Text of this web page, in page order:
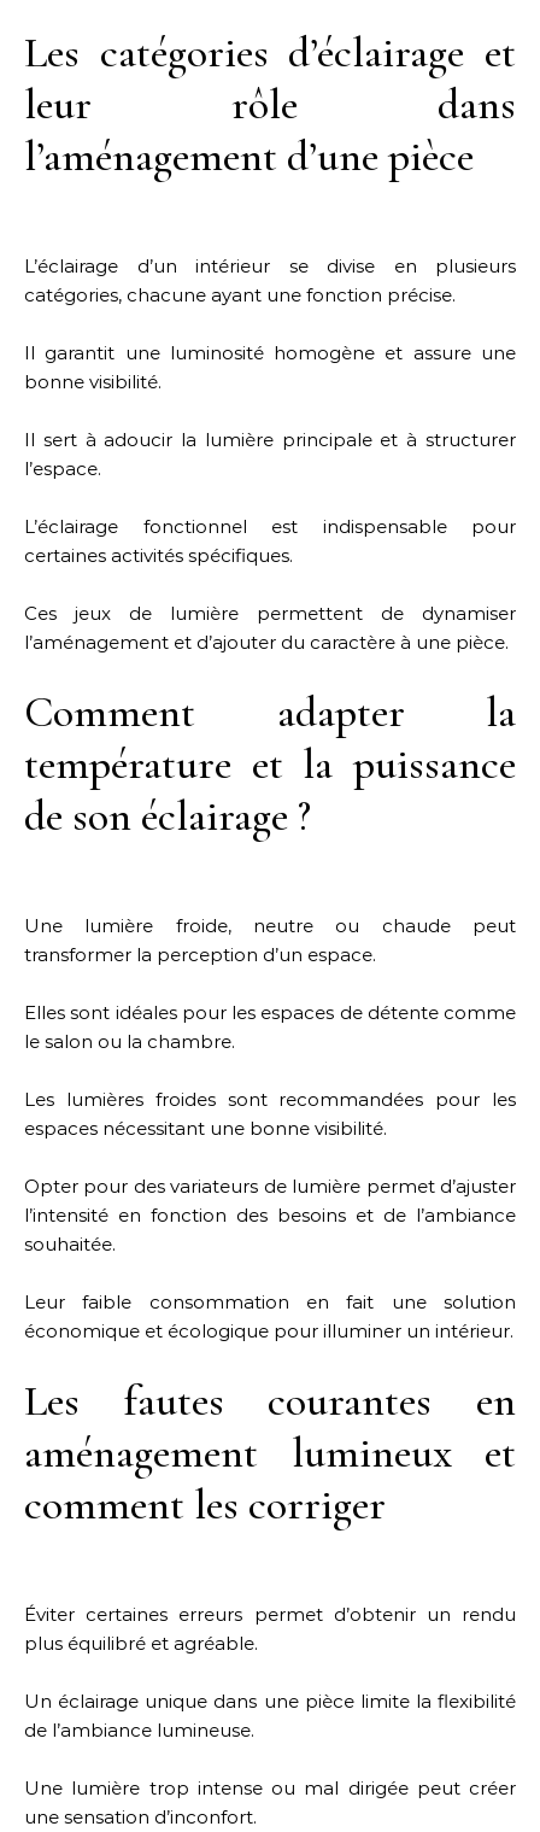
Les catégories d’éclairage et
leur rôle dans
l’aménagement d’une pièce
L’éclairage d’un intérieur se divise en plusieurs
catégories, chacune ayant une fonction précise.
Il garantit une luminosité homogène et assure une
bonne visibilité.
Il sert à adoucir la lumière principale et à structurer
l’espace.
L’éclairage fonctionnel est indispensable pour
certaines activités spécifiques.
Ces jeux de lumière permettent de dynamiser
l’aménagement et d’ajouter du caractère à une pièce.
Comment adapter la
température et la puissance
de son éclairage ?
Une lumière froide, neutre ou chaude peut
transformer la perception d’un espace.
Elles sont idéales pour les espaces de détente comme
le salon ou la chambre.
Les lumières froides sont recommandées pour les
espaces nécessitant une bonne visibilité.
Opter pour des variateurs de lumière permet d’ajuster
l’intensité en fonction des besoins et de l’ambiance
souhaitée.
Leur faible consommation en fait une solution
économique et écologique pour illuminer un intérieur.
Les fautes courantes en
aménagement lumineux et
comment les corriger
Éviter certaines erreurs permet d’obtenir un rendu
plus équilibré et agréable.
Un éclairage unique dans une pièce limite la flexibilité
de l’ambiance lumineuse.
Une lumière trop intense ou mal dirigée peut créer
une sensation d’inconfort.